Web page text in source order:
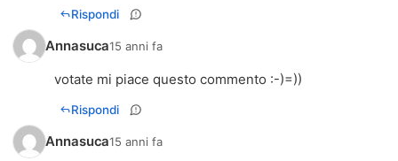
Rispondi
Annasuca15 anni fa
votate mi piace questo commento :-)=))
Rispondi
Annasuca15 anni fa